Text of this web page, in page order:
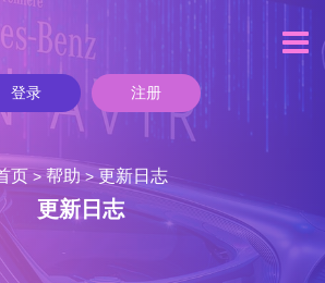
登录 注册
页 > 帮助>更新日志
更新日志